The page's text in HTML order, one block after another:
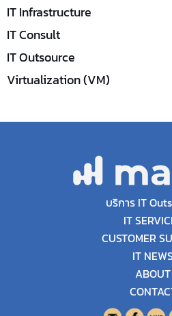
IT Infrastructure
IT Consult
IT Outsource
Virtualization (VM)
บริการ IT
IT
CUSTOMER
IT
ABOUT